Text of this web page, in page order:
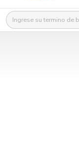
Buscar: